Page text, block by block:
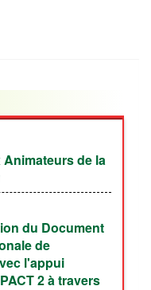
de la
du Document
de
l'appui
2 à travers